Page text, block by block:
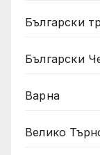
Български
Български
Варна
Велико